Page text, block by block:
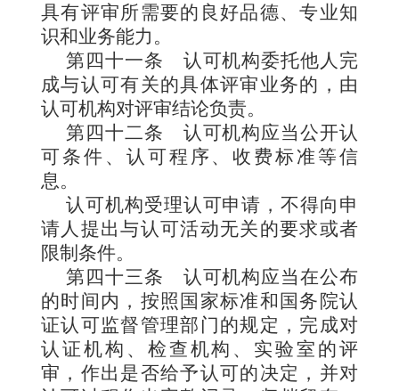
具有评审所需要的良好品德、专业知
识和业务能力。
第四十一条 认可机构委托他人完
成与认可有关的具体评审业务的，由
认可机构对评审结论负责。
第四十二条 认可机构应当公开认
可条件、认可程序、收费标准等信
息。
认可机构受理认可申请，不得向申
请人提出与认可活动无关的要求或者
限制条件。
第四十三条 认可机构应当在公布
的时间内，按照国家标准和国务院认
证认可监督管理部门的规定，完成对
认证机构、检查机构、实验室的评
审，作出是否给予认可的决定，并对